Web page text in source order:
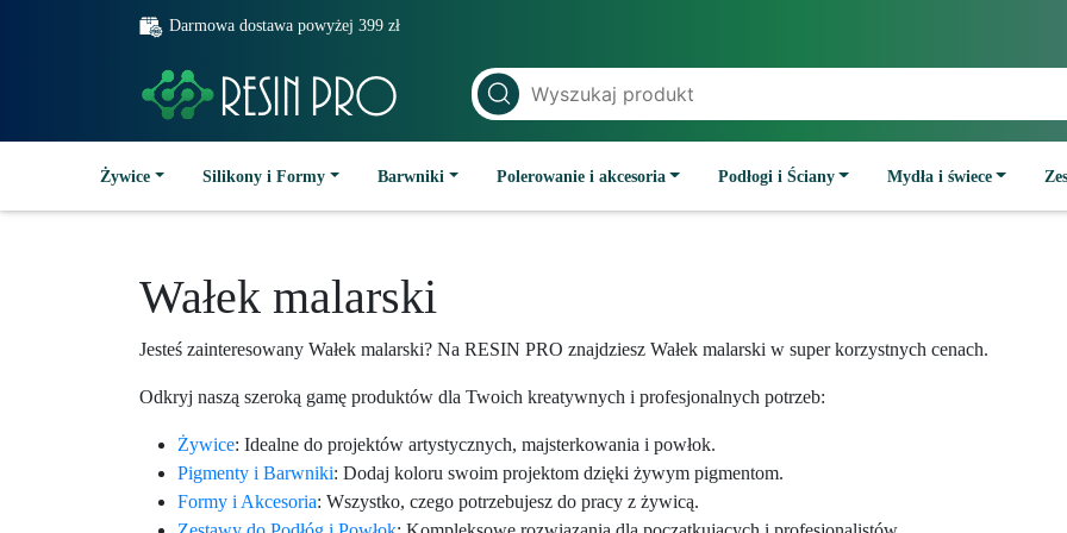
Darmowa dostawa powyżej 399 zł
Żywice Silikony i Formy Barwniki Polerowanie i akcesoria Podłogi i Ściany Mydła i świece
Wałek malarski
Jesteś zainteresowany Wałek malarski? Na RESIN PRO znajdziesz Wałek malarski w super korzystnych cenach.
Odkryj naszą szeroką gamę produktów dla Twoich kreatywnych i profesjonalnych potrzeb:
Żywice: Idealne do projektów artystycznych, majsterkowania i powłok.
Pigmenty i Barwniki: Dodaj koloru swoim projektom dzięki żywym pigmentom.
Formy i Akcesoria: Wszystko, czego potrzebujesz do pracy z żywicą.